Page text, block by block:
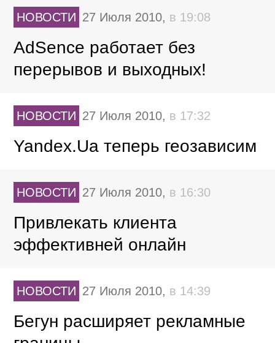
НОВОСТИ 27 Июля 2010, в 19:08
AdSence работает без
перерывов и выходных!
НОВОСТИ 27 Июля 2010, в 17:32
Yandex.Ua теперь геозависим
НОВОСТИ 27 Июля 2010, в 16:30
Привлекать клиента
эффективней онлайн
НОВОСТИ 27 Июля 2010, в 14:39
Бегун расширяет рекламные